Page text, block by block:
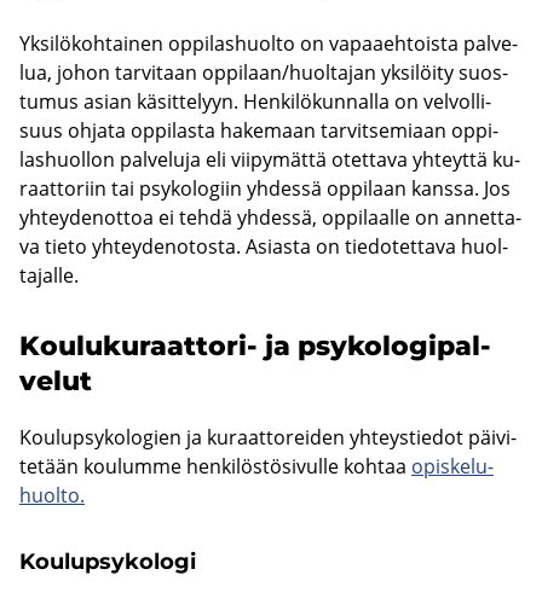
Yk­si­lö­koh­tai­nen op­pi­las­huol­to on va­paa­eh­tois­ta pal­ve­
lua, johon tar­vi­taan op­pi­laan/huol­ta­jan yk­si­löi­ty suos­
tu­mus asian kä­sit­te­lyyn. Hen­ki­lö­kun­nal­la on vel­vol­li­
suus oh­ja­ta op­pi­las­ta ha­ke­maan tar­vit­se­mi­aan op­pi­
las­huol­lon pal­ve­lu­ja eli vii­py­mät­tä otet­ta­va yh­teyt­tä ku­
raat­to­riin tai psy­ko­lo­giin yh­des­sä op­pi­laan kans­sa. Jos
yh­tey­den­ot­toa ei tehdä yh­des­sä, op­pi­laal­le on an­net­ta­
va tieto yh­tey­de­no­tos­ta. Asias­ta on tie­do­tet­ta­va huol­
ta­jal­le.
Koulukuraattori-​ ja psy­ko­lo­gi­pal­
ve­lut
Kou­lup­sy­ko­lo­gien ja ku­raat­to­rei­den yh­teys­tie­dot päi­vi­
te­tään kou­lum­me hen­ki­lös­tö­si­vul­le koh­taa opis­ke­lu­
huol­to.
Kou­lup­sy­ko­lo­gi